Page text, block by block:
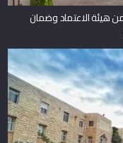
هيئة الاعتماد وضمان